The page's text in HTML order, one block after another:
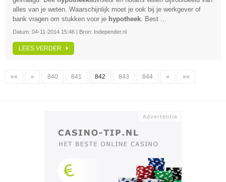
alles van je weten. Waarschijnlijk moet je ook bij je werkgever of
bank vragen om stukken voor je hypotheek. Best ...
Datum: 04-11-2014 15:46 | Bron: Independer.nl
LEES VERDER
«« « 840 841 842 843 844 » »»